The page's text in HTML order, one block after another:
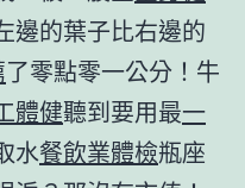
邊的葉子比右邊的
了零點零一公分！牛
體健聽到要用最一
水餐飲業體檢瓶座